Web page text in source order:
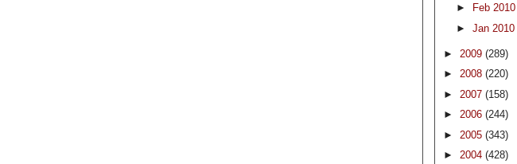
►
Feb 2010
► Jan 2010
► 2009 (289)
► 2008 (220)
► 2007 (158)
► 2006 (244)
► 2005 (343)
► 2004 (428)